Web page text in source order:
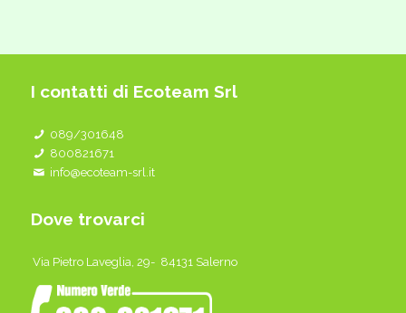
I contatti di Ecoteam Srl
089/301648
800821671
info@ecoteam-srl.it
Dove trovarci
Via Pietro Laveglia, 29- 84131 Salerno